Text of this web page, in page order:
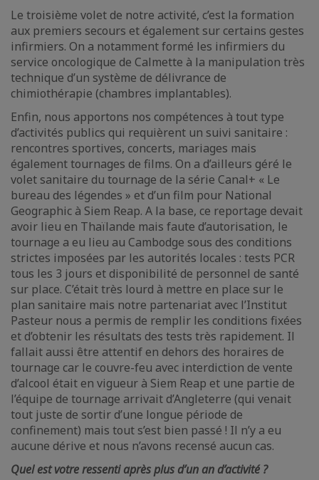
Le troisième volet de notre activité, c’est la formation
aux premiers secours et également sur certains gestes
infirmiers. On a notamment formé les infirmiers du
service oncologique de Calmette à la manipulation très
technique d’un système de délivrance de
chimiothérapie (chambres implantables).
Enfin, nous apportons nos compétences à tout type
d’activités publics qui requièrent un suivi sanitaire :
rencontres sportives, concerts, mariages mais
également tournages de films. On a d’ailleurs géré le
volet sanitaire du tournage de la série Canal+ « Le
bureau des légendes » et d’un film pour National
Geographic à Siem Reap. A la base, ce reportage devait
avoir lieu en Thaïlande mais faute d’autorisation, le
tournage a eu lieu au Cambodge sous des conditions
strictes imposées par les autorités locales : tests PCR
tous les 3 jours et disponibilité de personnel de santé
sur place. C’était très lourd à mettre en place sur le
plan sanitaire mais notre partenariat avec l’Institut
Pasteur nous a permis de remplir les conditions fixées
et d’obtenir les résultats des tests très rapidement. Il
fallait aussi être attentif en dehors des horaires de
tournage car le couvre-feu avec interdiction de vente
d’alcool était en vigueur à Siem Reap et une partie de
l’équipe de tournage arrivait d’Angleterre (qui venait
tout juste de sortir d’une longue période de
confinement) mais tout s’est bien passé ! Il n’y a eu
aucune dérive et nous n’avons recensé aucun cas.
Quel est votre ressenti après plus d’un an d’activité ?